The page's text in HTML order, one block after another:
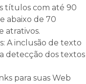
títulos com até 90
abaixo de 70
atrativos.
A inclusão de texto
detecção dos textos
para suas Web